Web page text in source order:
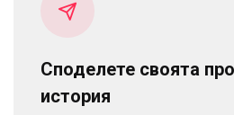
Споделете своята
история